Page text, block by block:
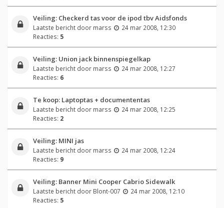
Veiling: Checkerd tas voor de ipod tbv Aidsfonds
Laatste bericht door marss
24 mar 2008, 12:30
Reacties: 5
Veiling: Union jack binnenspiegelkap
Laatste bericht door marss
24 mar 2008, 12:27
Reacties: 6
Te koop: Laptoptas + documententas
Laatste bericht door marss
24 mar 2008, 12:25
Reacties: 2
Veiling: MINI jas
Laatste bericht door marss
24 mar 2008, 12:24
Reacties: 9
Veiling: Banner Mini Cooper Cabrio Sidewalk
Laatste bericht door Blont-007
24 mar 2008, 12:10
Reacties: 5